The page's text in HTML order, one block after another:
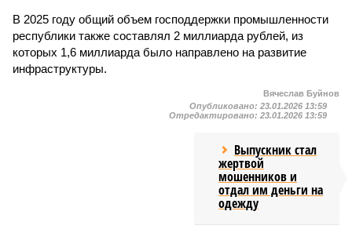
В 2025 году общий объем господдержки промышленности
республики также составлял 2 миллиарда рублей, из
которых 1,6 миллиарда было направлено на развитие
инфраструктуры.
Вячеслав Буйнов
Опубликовано: 23.01.2026 13:59
Отредактировано: 23.01.2026 13:59
Выпускник стал
жертвой
мошенников и
отдал им деньги на
одежду